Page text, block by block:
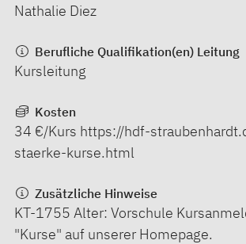
Nathalie Diez
Berufliche Qualifikation(en) Leitung
Kursleitung
Kosten
34 €/Kurs https://hdf-
staerke-kurse.html
Zusätzliche Hinweise
KT-1755 Alter: Vorschule
"Kurse" auf unserer Homepage.